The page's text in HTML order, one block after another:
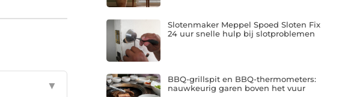
▼
Slotenmaker Meppel Spoed Sloten Fix
24 uur snelle hulp bij slotproblemen
BBQ-grillspit en BBQ-thermometers:
nauwkeurig garen boven het vuur